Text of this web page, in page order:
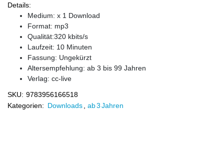
Details:
Medium: x 1 Download
Format: mp3
Qualität:320 kbits/s
Laufzeit: 10 Minuten
Fassung: Ungekürzt
Altersempfehlung: ab 3 bis 99 Jahren
Verlag: cc-live
SKU: 9783956166518
Kategorien: Downloads ab 3 Jahren